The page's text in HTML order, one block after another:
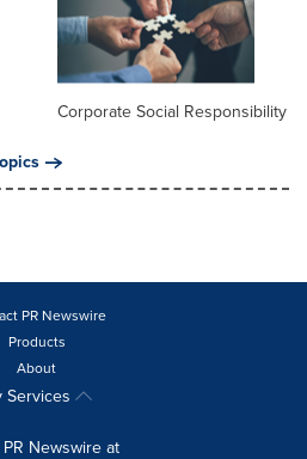
Corporate Social Responsibility
PR Newswire
Products
About
Services
PR Newswire at